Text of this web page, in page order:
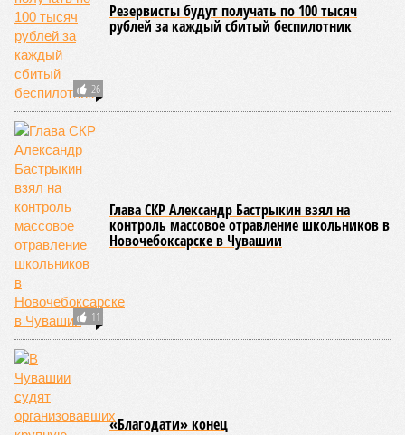
26
Резервисты будут получать по 100 тысяч
рублей за каждый сбитый беспилотник
11
Глава СКР Александр Бастрыкин взял на
контроль массовое отравление школьников в
Новочебоксарске в Чувашии
«Благодати» конец